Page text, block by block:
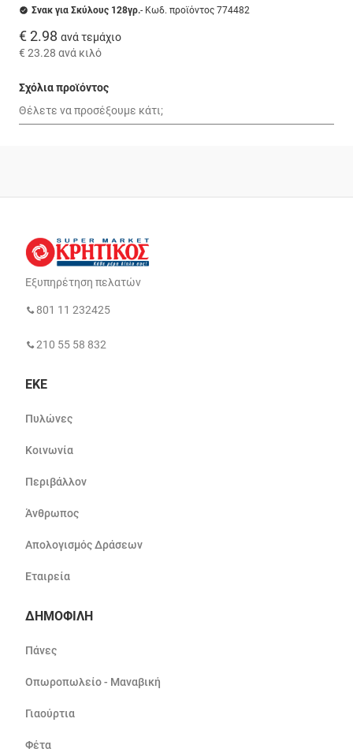
Σνακ για Σκύλους 128γρ.- Κωδ. προϊόντος 774482
€ 2.98 ανά τεμάχιο
€ 23.28 ανά κιλό
Σχόλια προϊόντος
Εξυπηρέτηση πελατών
801 11 232425
210 55 58 832
ΕΚΕ
Πυλώνες
Κοινωνία
Περιβάλλον
Άνθρωπος
Απολογισμός Δράσεων
Εταιρεία
ΔΗΜΟΦΙΛΗ
Πάνες
Οπωροπωλείο - Μαναβική
Γιαούρτια
Φέτα